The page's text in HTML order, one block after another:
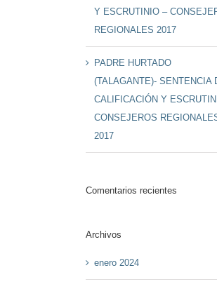
Y ESCRUTINIO –
REGIONALES 2017
PADRE HURTADO
(TALAGANTE)- SENTENCIA
CALIFICACIÓN Y
CONSEJEROS
2017
Comentarios recientes
Archivos
enero 2024